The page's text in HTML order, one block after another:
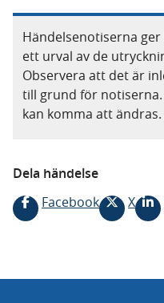
Händelsenotiserna
ett urval av de
Observera att det är
till grund för
kan komma att ändras.
Dela händelse
Facebook
X